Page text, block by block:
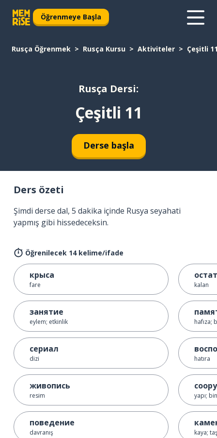
Öğrenmeye Başla
Rusça Öğrenmek Rusça Kursu Aktiviteler Çeşitli
Rusça Dersi:
Çeşitli 11
Derse başla
Ders özeti
Şimdi derse dal, 5 dakika içinde Rusya seyahati
yapmış gibi hissedeceksin.
Öğrenilecek 14 kelime/ifade
крыса
fare
занятие
eylem; etkinlik
сериал
dizi
живопись
resim
поведение
davranış
kalan
hafıza;
hatıra
yapı;
kaya;